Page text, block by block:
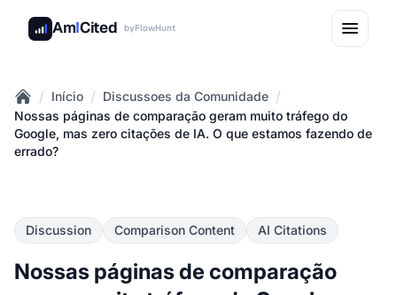
AmICited byFlowHunt
Home
/ Início / Discussoes da Comunidade /
Nossas páginas de comparação geram muito tráfego do
Google, mas zero citações de IA. O que estamos fazendo de
errado?
Discussion Comparison Content AI Citations
Nossas páginas de comparação